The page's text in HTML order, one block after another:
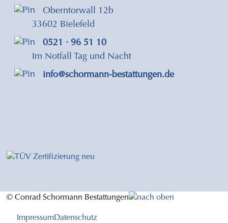
Oberntorwall 12b
33602 Bielefeld
0521 · 96 51 10
Im Notfall Tag und Nacht
info@schormann-bestattungen.de
© Conrad Schormann Bestattungen
ImpressumDatenschutz